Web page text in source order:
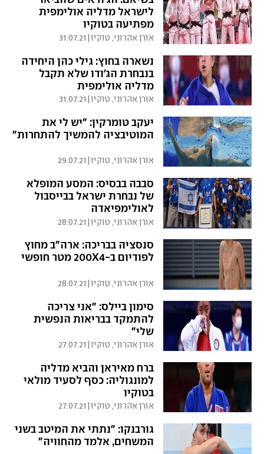
לישראל מדליה אולימפית
מפתיעה בטוקיו
אורן אהרוני, טוקיו|
31.07.21
נשארה בחוץ: גילי כהן היחידה
בנבחרת הג'ודו שלא תקבל
מדליה אולימפית
אורן אהרוני, טוקיו|
31.07.21
יעקב טומרקין: "יש לי את
המוטיבציה להמשיך להתחרות"
אורן אהרוני, טוקיו|
29.07.21
סבבה בבסיס: המסע המופלא
של נבחרת ישראל בבייסבול
לאולימפיאדה
אורן אהרוני, טוקיו|
28.07.21
סנסציה בבריכה: ארה"ב מחוץ
לפודיום ב-200X4 מטר חופשי
אורן אהרוני, טוקיו|
28.07.21
סימון ביילס: "אני צריכה
להתמקד בבריאות הנפשית
שלי"
אורן אהרוני, טוקיו|
27.07.21
ברח מאיראן והביא מדליה
למונגוליה: כסף לסעיד מולאי
בטוקיו
אורן אהרוני, טוקיו|
27.07.21
גורבנקו: "נתתי את המיטב בשני
המשחים, אלמד מהחוויה"